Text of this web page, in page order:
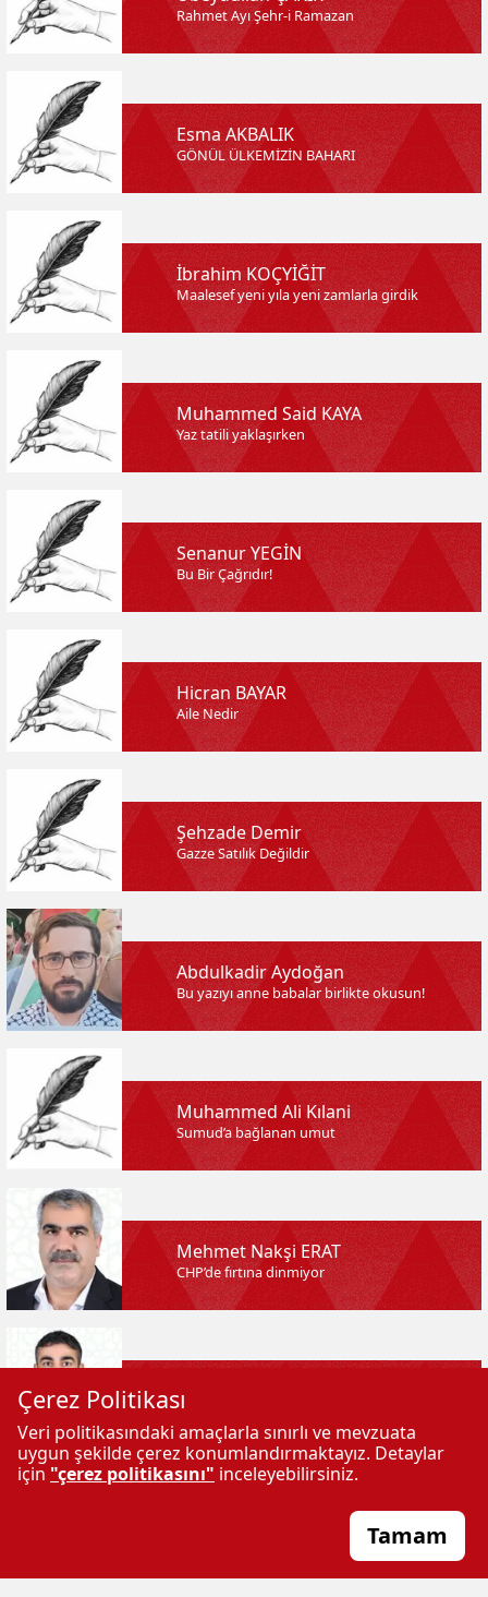
Rahmet Ayı Şehr-i Ramazan
Esma AKBALIK
GÖNÜL ÜLKEMİZİN BAHARI
İbrahim KOÇYİĞİT
Maalesef yeni yıla yeni zamlarla girdik
Muhammed Said KAYA
Yaz tatili yaklaşırken
Senanur YEGİN
Bu Bir Çağrıdır!
Hicran BAYAR
Aile Nedir
Şehzade Demir
Gazze Satılık Değildir
Abdulkadir Aydoğan
Bu yazıyı anne babalar birlikte okusun!
Muhammed Ali Kılani
Sumud’a bağlanan umut
Mehmet Nakşi ERAT
CHP’de fırtına dinmiyor
Mustafa ÖZLÜ
Her okulda ve kamuda mescit olmalı
Çerez Politikası
Veri politikasındaki amaçlarla sınırlı ve mevzuata
uygun şekilde çerez konumlandırmaktayız. Detaylar
için "çerez politikasını" inceleyebilirsiniz.
Tamam